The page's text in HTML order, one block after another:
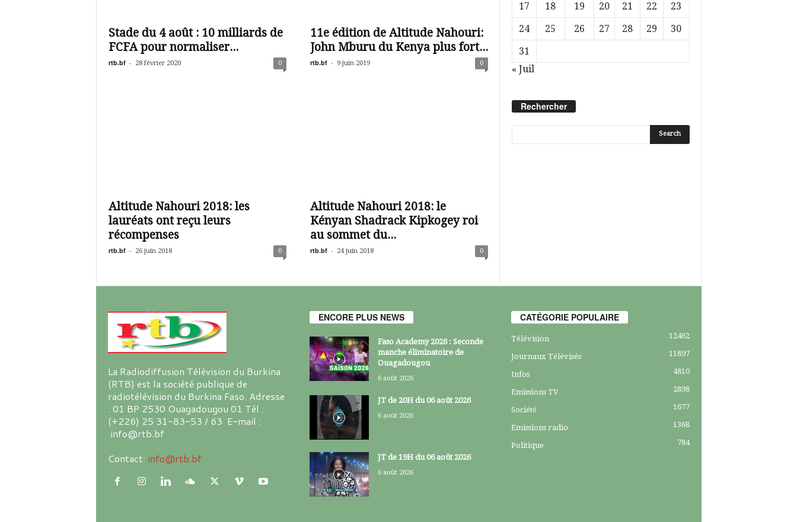
Stade du 4 août : 10 milliards de
FCFA pour normaliser...
rtb.bf - 28 février 2020 0
11e édition de Altitude Nahouri:
John Mburu du Kenya plus fort...
rtb.bf - 9 juin 2019 0
Altitude Nahouri 2018: les
lauréats ont reçu leurs
récompenses
rtb.bf - 26 juin 2018 0
Altitude Nahouri 2018: le
Kényan Shadrack Kipkogey roi
au sommet du...
rtb.bf - 24 juin 2018 0
17
18 19 20 21 22
23
24
25 26 27 28 29
30
31
« Juil
Rechercher
La Radiodiffusion Télévision du Burkina
(RTB) est la société publique de
radiotélévision du Burkina Faso. Adresse
: 01 BP 2530 Ouagadougou 01 Tél :
(+226) 25 31-83-53 / 63 E-mail :
info@rtb.bf
Contact: info@rtb.bf
ENCORE PLUS NEWS
Faso Academy 2026 : Seconde
manche éliminatoire de
Ouagadougou
6 août 2026
JT de 20H du 06 août 2026
6 août 2026
JT de 19H du 06 août 2026
6 août 2026
CATÉGORIE POPULAIRE
Télévision 12462
Journaux Télévisés 11897
Infos 4810
Emissions TV 2898
Société 1677
Emissions radio 1368
Politique 784